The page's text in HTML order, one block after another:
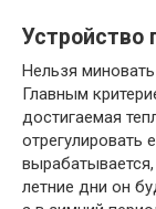
Устройство
Нельзя
Главным
достигаемая
отрегулировать
летние дни он